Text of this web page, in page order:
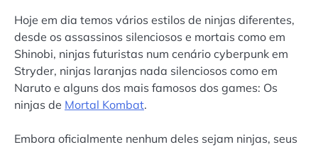
Hoje em dia temos vários estilos de ninjas diferentes,
desde os assassinos silenciosos e mortais como em
Shinobi, ninjas futuristas num cenário cyberpunk em
Stryder, ninjas laranjas nada silenciosos como em
Naruto e alguns dos mais famosos dos games: Os
ninjas de Mortal Kombat.
Embora oficialmente nenhum deles sejam ninjas, seus